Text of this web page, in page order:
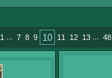
1 ... 7 8 9 10 11 12 13 ... 48